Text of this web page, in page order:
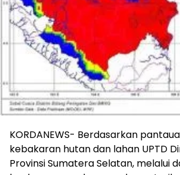
KORDANEWS- Berdasarkan
kebakaran hutan dan lahan UPTD
Provinsi Sumatera Selatan, melalui